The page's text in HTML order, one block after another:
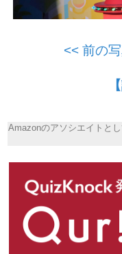
<< 前の
Amazonのアソシエイトと